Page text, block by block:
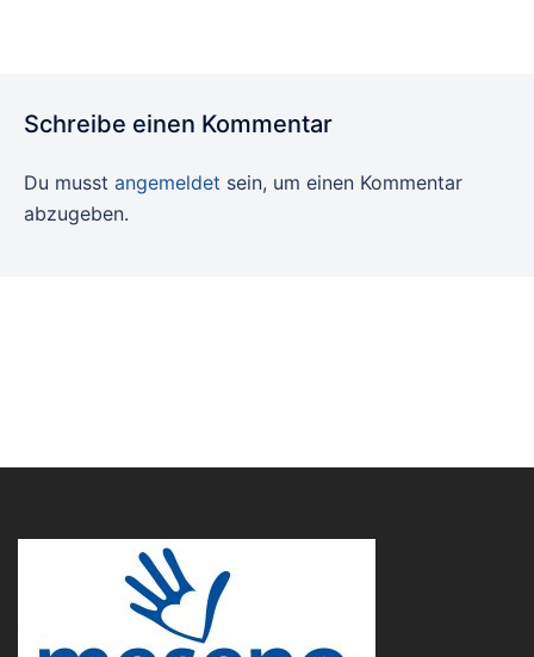
Schreibe einen Kommentar
Du musst angemeldet sein, um einen Kommentar
abzugeben.